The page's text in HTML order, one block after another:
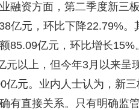
融资方面，第二季度新三
亿元，环比下降22.79%
85.09亿元，环比增长
元以上，但今年3月以来呈
亿元。业内人士认为，新
有直接关系。只有明确监